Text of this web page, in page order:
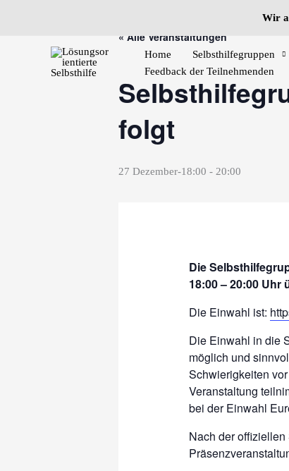
Wir
Home Selbsthilfegruppen
Feedback der Teilnehmenden
« Alle Veranstaltungen
folgt
27 Dezember-18:00 - 20:00
Die
18:00 – 20:00 Uhr
Die Einwahl ist:
Die Einwahl in die
möglich und
Schwierigkeiten
Veranstaltung
bei der Einwahl
Nach der